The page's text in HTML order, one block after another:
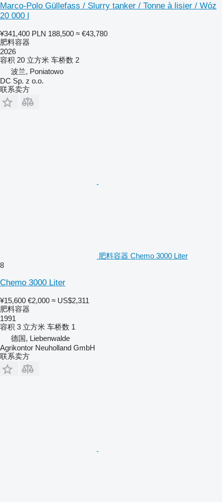
Marco-Polo Güllefass / Slurry tanker / Tonne à lisier / Wóz
20 000 l
¥341,400 PLN 188,500 ≈ €43,780
肥料容器
2026
容积 20 立方米 车桥数 2
波兰, Poniatowo
DC Sp. z o.o.
联系卖方
肥料容器 Chemo 3000 Liter
8
Chemo 3000 Liter
¥15,600 €2,000 ≈ US$2,311
肥料容器
1991
容积 3 立方米 车桥数 1
德国, Liebenwalde
Agrikontor Neuholland GmbH
联系卖方